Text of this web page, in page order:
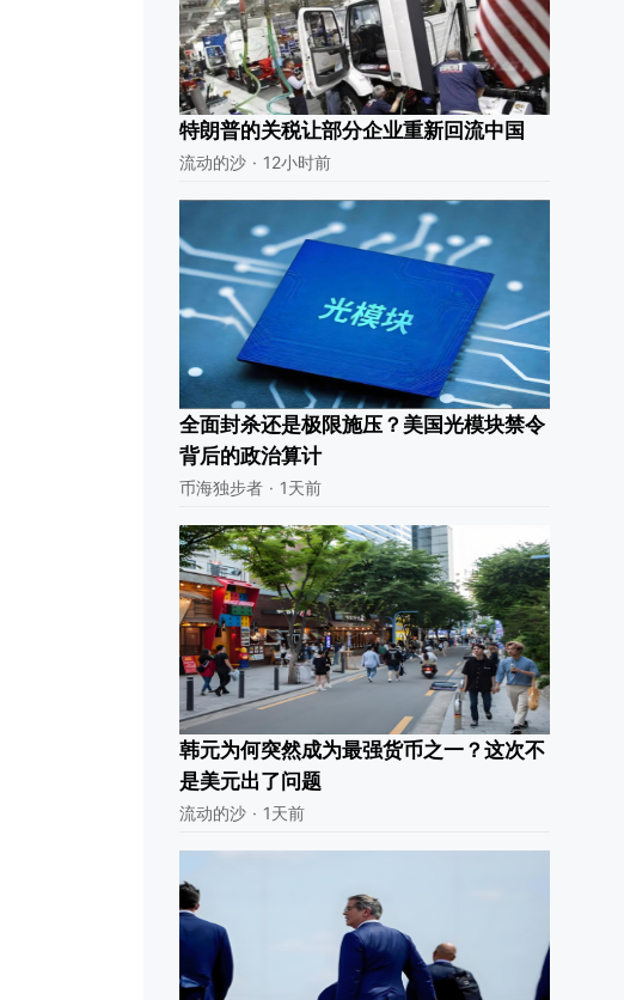
特朗普的关税让部分企业重新回流中国
流动的沙 · 12小时前
全面封杀还是极限施压？美国光模块禁令
背后的政治算计
币海独步者 · 1天前
韩元为何突然成为最强货币之一？这次不
是美元出了问题
流动的沙 · 1天前